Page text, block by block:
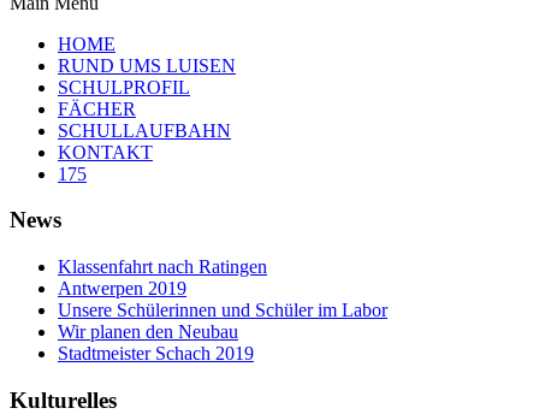
HOME
RUND UMS LUISEN
SCHULPROFIL
FÄCHER
SCHULLAUFBAHN
KONTAKT
175
News
Klassenfahrt nach Ratingen
Antwerpen 2019
Unsere Schülerinnen und Schüler im Labor
Wir planen den Neubau
Stadtmeister Schach 2019
Kulturelles